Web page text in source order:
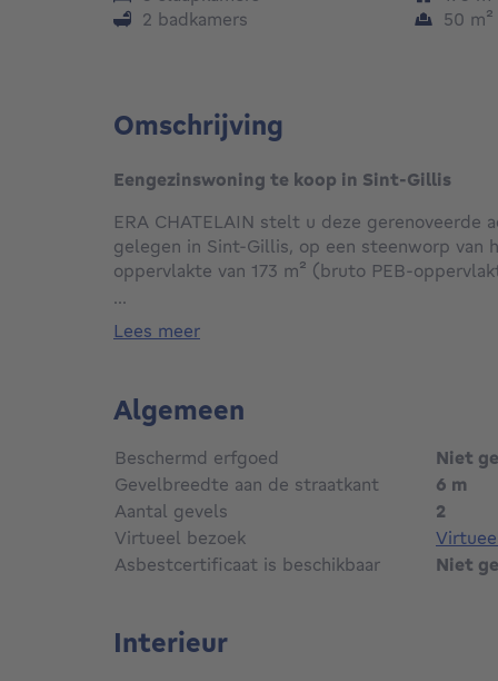
2 badkamers
50 m²
Omschrijving
Eengezinswoning te koop in Sint-Gillis
ERA CHATELAIN stelt u deze gerenoveerde
gelegen in Sint-Gillis, op een steenworp van
oppervlakte van 173 m² (bruto PEB-
Indeling :
- Kelder: Kelders en wasruimte
uitgeruste keuken, met toegang tot twee
- 1ste verdieping: Leefruimte en eetkamer
doucheruimte
- 3de verdieping: Twee slaapkamers en een
Technische kenmerken: PVC-ramen met
condensatieketel op gas, conforme
Troeven:
...
lees meer
Algemeen
Beschermd erfgoed
Niet
Gevelbreedte aan de straatkant
6 m
Aantal gevels
2
Virtueel bezoek
Asbestcertificaat is beschikbaar
Niet
Interieur